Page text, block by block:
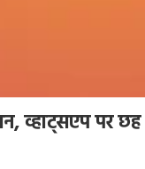
व्हाट्सएप पर